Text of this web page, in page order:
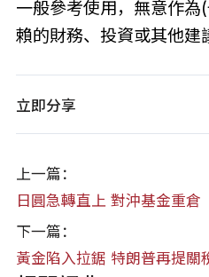
一般參考使用，無意作
賴的財務、投資或其他建
立即分享
上一篇：
日圓急轉直上 對沖基金重倉
下一篇：
黃金陷入拉鋸 特朗普再提關